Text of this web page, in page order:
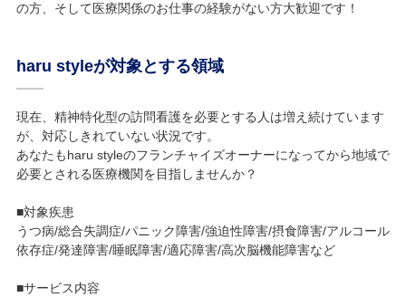
の方、そして医療関係のお仕事の経験がない方大歓迎です！
haru styleが対象とする領域
現在、精神特化型の訪問看護を必要とする人は増え続けています
が、対応しきれていない状況です。
あなたもharu styleのフランチャイズオーナーになってから地域で
必要とされる医療機関を目指しませんか？
■対象疾患
うつ病/総合失調症/パニック障害/強迫性障害/摂食障害/アルコール
依存症/発達障害/睡眠障害/適応障害/高次脳機能障害など
■サービス内容